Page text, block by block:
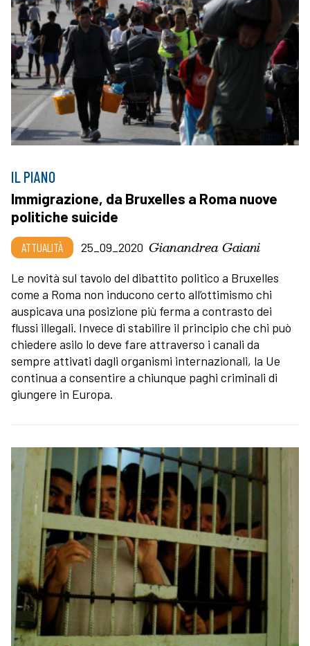
IL PIANO
Immigrazione, da Bruxelles a Roma nuove
politiche suicide
ATTUALITÀ 25_09_2020 Gianandrea Gaiani
Le novità sul tavolo del dibattito politico a Bruxelles
come a Roma non inducono certo all’ottimismo chi
auspicava una posizione più ferma a contrasto dei
flussi illegali. Invece di stabilire il principio che chi può
chiedere asilo lo deve fare attraverso i canali da
sempre attivati dagli organismi internazionali, la Ue
continua a consentire a chiunque paghi criminali di
giungere in Europa.